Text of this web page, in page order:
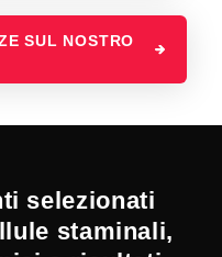
SUL NOSTRO
selezionati
staminali,